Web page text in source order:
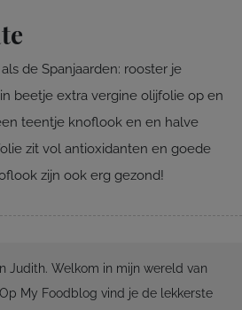
de Spanjaarden: rooster je
beetje extra vergine olijfolie op en
teentje knoflook en en halve
zit vol antioxidanten en goede
zijn ook erg gezond!
Judith. Welkom in mijn wereld van
My Foodblog vind je de lekkerste